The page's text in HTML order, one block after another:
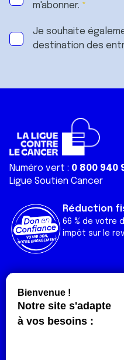
m'abonner.
Je souhaite
destination des
Numéro vert : 0 800 940
Ligue Soutien Cancer
Réduction
66 % de votre
impôt sur le
Liens utiles
Nos actualités
Nos publications
Contact